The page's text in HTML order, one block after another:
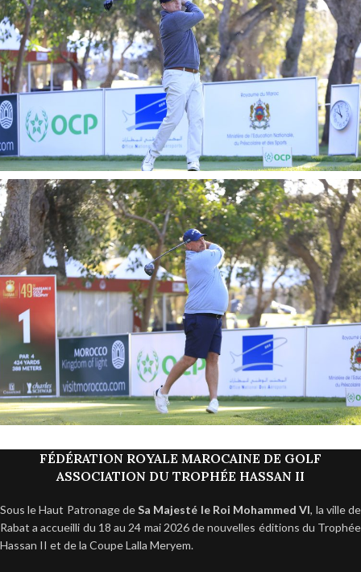
FÉDÉRATION ROYALE MAROCAINE DE GOLF
ASSOCIATION DU TROPHÉE HASSAN II
Sous le Haut Patronage deSa Majesté le Roi Mohammed VI, la ville de
Rabat a accueilli du 18 au 24 mai 2026 de nouvelles éditions du Trophée
Hassan II et de la Coupe Lalla Meryem.